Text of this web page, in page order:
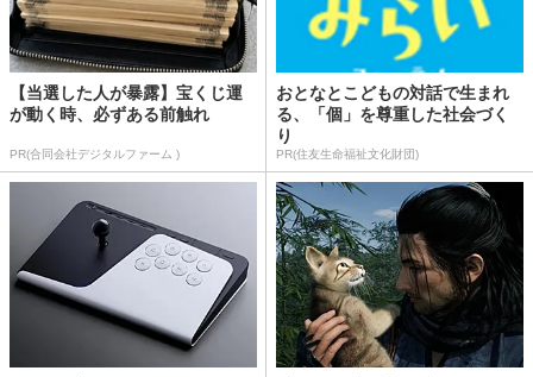
【当選した人が暴露】宝くじ運
が動く時、必ずある前触れ
PR(合同会社デジタルファーム )
おとなとこどもの対話で生まれ
る、「個」を尊重した社会づく
り
PR(住友生命福祉文化財団)